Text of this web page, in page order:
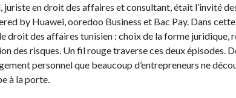
juriste en droit des affaires et consultant, était l’invité
by Huawei, ooredoo Business et Bac Pay. Dans
droit des affaires tunisien : choix de la forme juridique,
des risques. Un fil rouge traverse ces deux épisodes.
personnel que beaucoup d’entrepreneurs ne
à la porte.